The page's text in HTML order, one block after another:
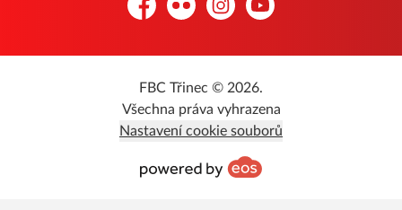
FacebookFlickr InstagramYouTube
FBC Třinec © 2026.
Všechna práva vyhrazena
Nastavení cookie souborů